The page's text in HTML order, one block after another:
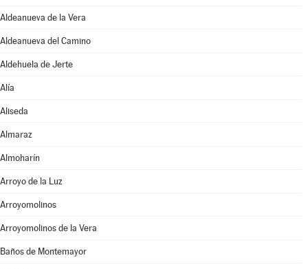
Aldeanueva de la Vera
Aldeanueva del Camino
Aldehuela de Jerte
Alía
Aliseda
Almaraz
Almoharín
Arroyo de la Luz
Arroyomolinos
Arroyomolinos de la Vera
Baños de Montemayor